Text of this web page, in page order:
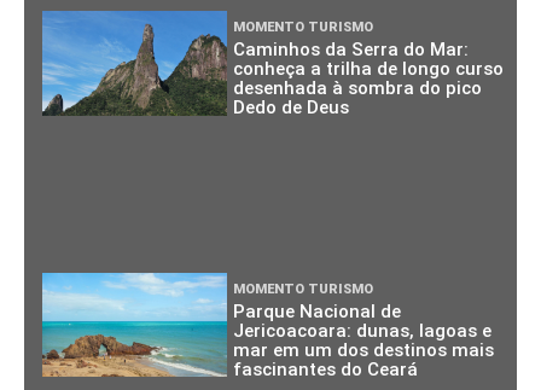
MOMENTO TURISMO
Caminhos da Serra do Mar:
conheça a trilha de longo curso
desenhada à sombra do pico
Dedo de Deus
MOMENTO TURISMO
Parque Nacional de
Jericoacoara: dunas, lagoas e
mar em um dos destinos mais
fascinantes do Ceará